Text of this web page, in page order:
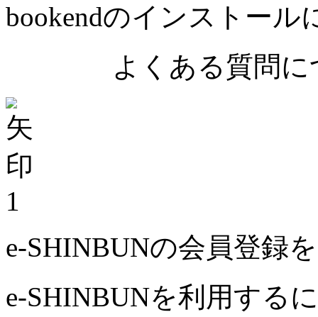
bookendのインストール
よくある質問に
1
e-SHINBUNの会員登録
e-SHINBUNを利用する